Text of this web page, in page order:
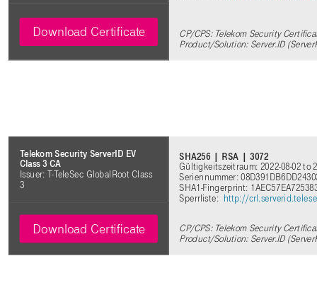
CP/CPS: Telekom Security
Product/Solution: Server.ID
Download Certificate
Telekom Security ServerID EV
Class 3 CA
Issuer: T-TeleSec GlobalRoot Class
3
SHA256 | RSA | 3072
Gültigkeitszeitraum: 2022-08-02 to
Seriennummer:
SHA1-Fingerprint:
Sperrliste: http://
CP/CPS: Telekom Security
Product/Solution: Server.ID
Download Certificate